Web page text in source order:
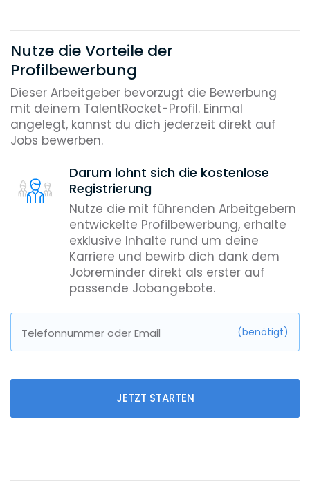
Nutze die Vorteile der
Profilbewerbung
Dieser Arbeitgeber bevorzugt die Bewerbung
mit deinem TalentRocket-Profil. Einmal
angelegt, kannst du dich jederzeit direkt auf
Jobs bewerben.
Darum lohnt sich die kostenlose
Registrierung
Nutze die mit führenden Arbeitgebern
entwickelte Profilbewerbung, erhalte
exklusive Inhalte rund um deine
Karriere und bewirb dich dank dem
Jobreminder direkt als erster auf
passende Jobangebote.
Telefonnummer oder Email (benötigt)
JETZT STARTEN